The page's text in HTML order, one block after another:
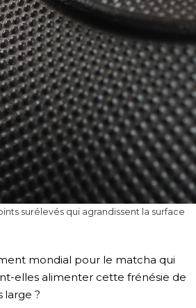
surélevés qui agrandissent la surface
mondial pour le matcha qui
elles alimenter cette frénésie de
?